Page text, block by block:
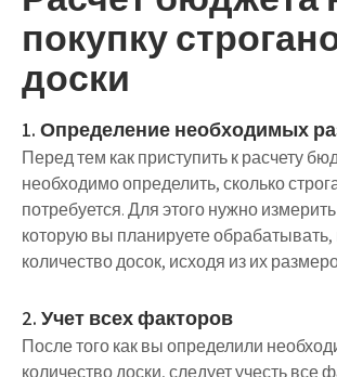
покупку
доски
1. Определение необходимых
Перед тем как приступить к расчету
необходимо определить, сколько
потребуется. Для этого нужно
которую вы планируете обрабатывать,
количество досок, исходя из их
2. Учет всех факторов
После того как вы определили
количество доски, следует учесть все